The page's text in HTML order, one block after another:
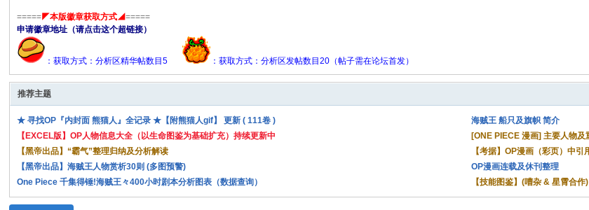
=====◤本版徽章获取方式◢=====
申请徽章地址（请点击这个超链接）
：获取方式：分析区精华帖数目5 ：获取方式：分析区发帖数目20（帖子需在论坛首发）
推荐主题
★ 寻找OP『内封面 熊猫人』全记录 ★【附熊猫人gif】 更新 ( 111卷 )
海贼王 船只及旗帜 简介
【EXCEL版】OP人物信息大全（以生命图鉴为基础扩充）持续更新中
[ONE PIECE 漫画] 主要人物及
【黑帝出品】“霸气”整理归纳及分析解读
【考据】OP漫画（彩页）中引
【黑帝出品】海贼王人物赏析30则 (多图预警)
OP漫画连载及休刊整理
One Piece 千集得锤!海贼王々400小时剧本分析图表（数据查询）
【技能图鉴】(嘈杂 & 星霄合